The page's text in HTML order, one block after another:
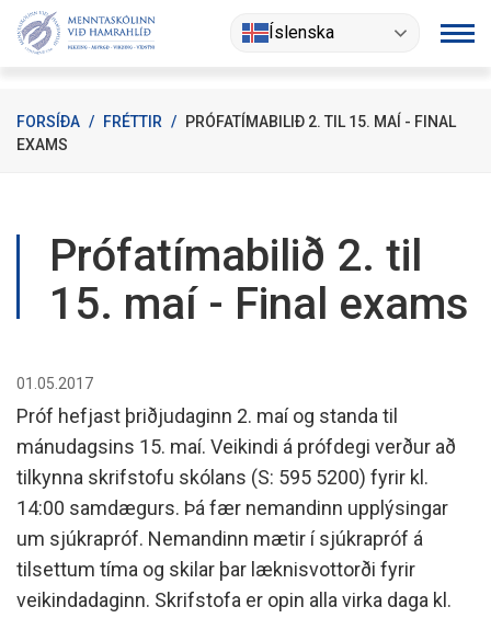
Fara
Íslenska
FORSÍÐA / FRÉTTIR /
PRÓFATÍMABILIÐ 2. TIL 15. MAÍ - FINAL
EXAMS
Prófatímabilið 2. til
15. maí - Final exams
01.05.2017
Próf hefjast þriðjudaginn 2. maí og standa til
mánudagsins 15. maí. Veikindi á prófdegi verður að
tilkynna skrifstofu skólans (S: 595 5200) fyrir kl.
14:00 samdægurs. Þá fær nemandinn upplýsingar
um sjúkrapróf. Nemandinn mætir í sjúkrapróf á
tilsettum tíma og skilar þar læknisvottorði fyrir
veikindadaginn. Skrifstofa er opin alla virka daga kl.